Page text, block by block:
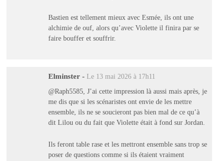
Bastien est tellement mieux avec Esmée, ils ont une
alchimie de ouf, alors qu’avec Violette il finira par se
faire bouffer et souffrir.
Elminster - Le 13 mai 2026 à 17h11
@Raph5585, J’ai cette impression là aussi mais après, je
me dis que si les scénaristes ont envie de les mettre
ensemble, ils ne se soucieront pas bien mal de ce qu’à
dit Lilou ou du fait que Violette était à fond sur Jordan.
Ils feront table rase et les mettront ensemble sans trop se
poser de questions comme si ils étaient vraiment